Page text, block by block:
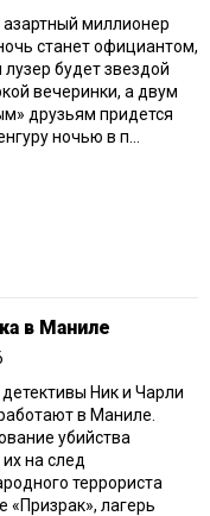
азартный миллионер
станет официантом,
будет звездой
вечеринки, а двум
друзьям придется
ночью в п...
в Маниле
Ник и Чарли
в Маниле.
убийства
на след
террориста
«Призрак», лагерь